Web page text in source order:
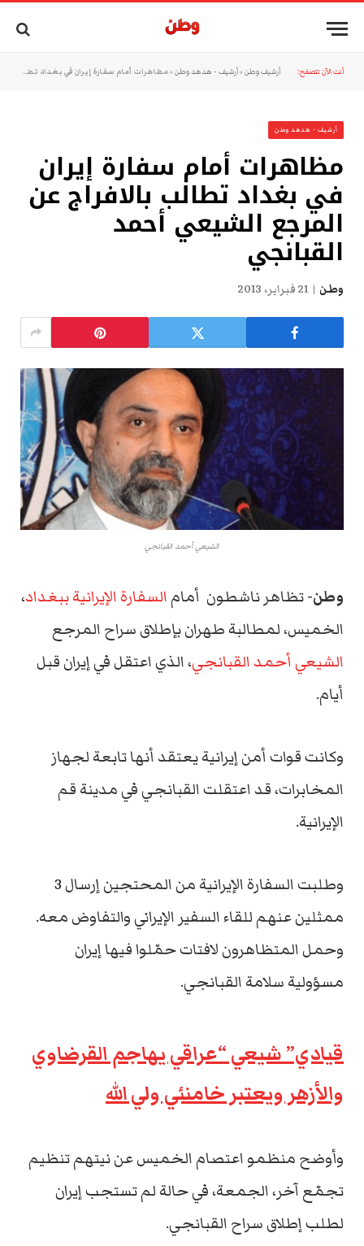
أنت الآن تتصفح: أرشيف وطن »أرشيف - هدهد وطن »مظاهرات أمام سفارة إيران في بغداد تطالب بالافراج عن المرجع الشيعي أحمد القبانجي
أرشيف - هدهد وطن
مظاهرات أمام سفارة إيران
في بغداد تطالب بالافراج عن
المرجع الشيعي أحمد
القبانجي
وطن 21 فبراير، 2013
الشيعي أحمد القبانجي
وطن-تظاهر ناشطون أمامالسفارة الإيرانية ببغداد،
الخميس، لمطالبة طهران بإطلاق سراح المرجع
الشيعي أحمد القبانجي، الذي اعتقل في إيران قبل
أيام.
وكانت قوات ‏أمن إيرانية يعتقد أنها تابعة لجهاز
المخابرات، قد اعتقلت القبانجي في مدينة قم
الإيرانية.
وطلبت السفارة الإيرانية من المحتجين إرسال 3
ممثلين عنهم للقاء السفير الإيراني والتفاوض معه.
وحمل المتظاهرون لافتات حمّلوا فيها إيران
مسؤولية سلامة القبانجي.
قيادي” شيعي “عراقي يهاجم القرضاوي
والأزهر ويعتبر خامنئي ولي الله
وأوضح منظمو اعتصام الخميس عن نيتهم تنظيم
تجمّع آخر، الجمعة، في حالة لم تستجب إيران
لطلب إطلاق سراح القبانجي.